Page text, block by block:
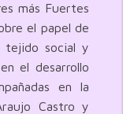
más Fuertes
el papel de
tejido social y
el desarrollo
en la
Castro y